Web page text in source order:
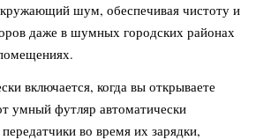
шум, обеспечивая чистоту и
даже в шумных городских районах
включается, когда вы открываете
умный футляр автоматически
во время их зарядки,